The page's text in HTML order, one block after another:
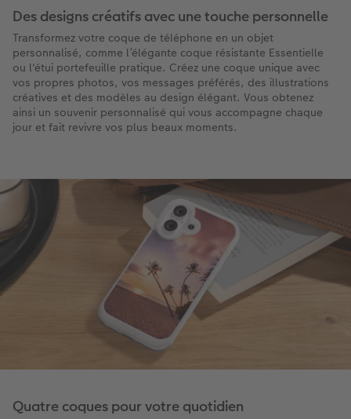
Des designs créatifs avec une touche personnelle
Transformez votre coque de téléphone en un objet
personnalisé, comme l’élégante coque résistante Essentielle
ou l'étui portefeuille pratique. Créez une coque unique avec
vos propres photos, vos messages préférés, des illustrations
créatives et des modèles au design élégant. Vous obtenez
ainsi un souvenir personnalisé qui vous accompagne chaque
jour et fait revivre vos plus beaux moments.
Quatre coques pour votre quotidien